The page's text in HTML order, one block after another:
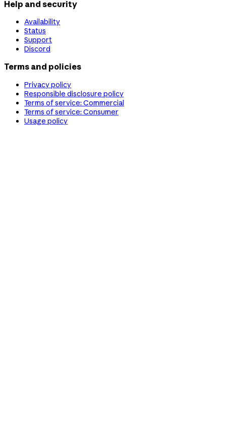
Help and security
Availability
Status
Support
Discord
Terms and policies
Privacy policy
Responsible disclosure policy
Terms of service: Commercial
Terms of service: Consumer
Usage policy